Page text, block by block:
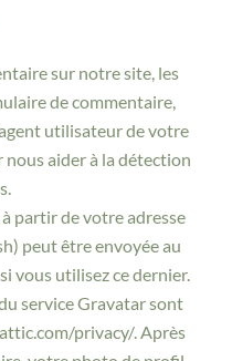
sur notre site, les
de commentaire,
utilisateur de votre
aider à la détection
partir de votre adresse
peut être envoyée au
vous utilisez ce dernier.
service Gravatar sont
privacy/. Après